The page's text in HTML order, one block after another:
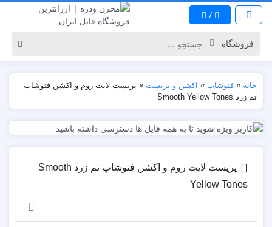
/
خانه » فتوشاپ » اکشن و پریست » پریست لایت روم و اکشن فتوشاپ
تم زرد Smooth Yellow Tones
پریست لایت روم و اکشن فتوشاپ تم زرد Smooth
Yellow Tones